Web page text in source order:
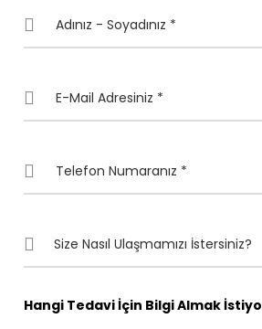
Hangi Tedavi İçin Bilgi Almak